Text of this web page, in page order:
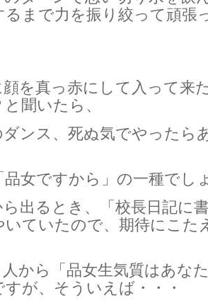
るまで力を振り絞って頑張
顔を真っ赤にして入って来
聞いたら、
ダンス、死ぬ気でやったら
品女ですから」の一種でし
ら出るとき、「校長日記に
いていたので、期待にこた
から「品女生気質はあな
が、そういえば・・・